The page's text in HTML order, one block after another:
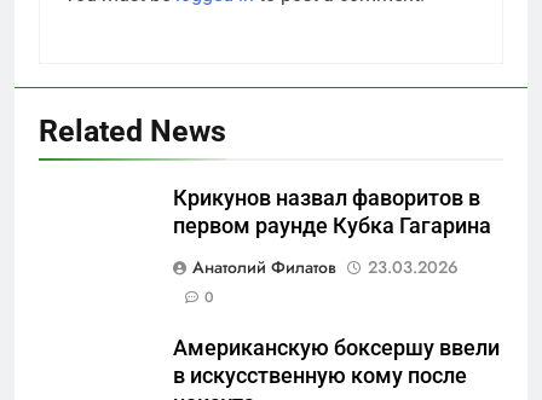
Related News
Крикунов назвал фаворитов в
первом раунде Кубка Гагарина
Анатолий Филатов
23.03.2026
0
Американскую боксершу ввели
в искусственную кому после
Отрезанные от помощи:
маркетплейсы «умывают
руки» после ударов по
САНКТ-ПЕТЕРБУРГ И ОБЛАСТЬ